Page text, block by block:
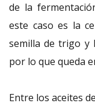
de la
este caso es la
semilla de trigo y
por lo que queda
Entre los aceites